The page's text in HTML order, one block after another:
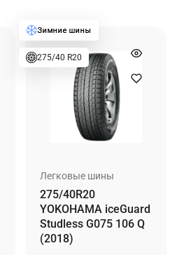
275/40 R20
Легковые шины
275/40R20
YOKOHAMA iceGuard
Studless G075 106 Q
(2018)